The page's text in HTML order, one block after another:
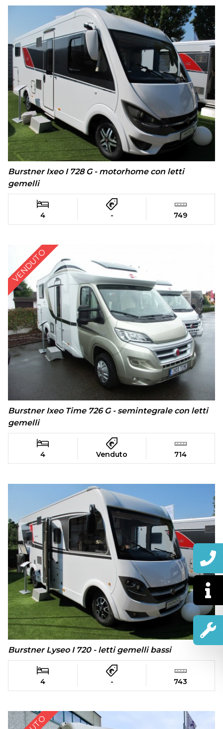
Burstner Ixeo I 728 G - motorhome con letti
gemelli
4 - 749
VENDUTO
Burstner Ixeo Time 726 G - semintegrale con letti
gemelli
4 Venduto 714
Burstner Lyseo I 720 - letti gemelli bassi
4 - 743